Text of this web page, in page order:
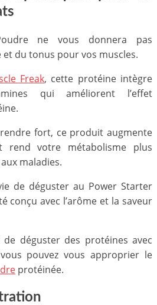
ne vous donnera pas
du tonus pour vos muscles.
Freak, cette protéine intègre
qui améliorent l’effet
fort, ce produit augmente
rend votre métabolisme plus
maladies.
de déguster au Power Starter
conçu avec l’arôme et la saveur
de déguster des protéines avec
pouvez vous approprier le
protéinée.